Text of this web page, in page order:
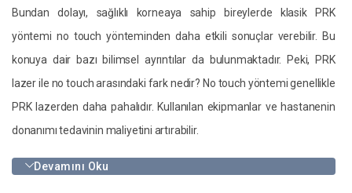
Bundan dolayı, sağlıklı korneaya sahip bireylerde klasik PRK
yöntemi no touch yönteminden daha etkili sonuçlar verebilir. Bu
konuya dair bazı bilimsel ayrıntılar da bulunmaktadır. Peki, PRK
lazer ile no touch arasındaki fark nedir? No touch yöntemi genellikle
PRK lazerden daha pahalıdır. Kullanılan ekipmanlar ve hastanenin
donanımı tedavinin maliyetini artırabilir.
Devamını Oku